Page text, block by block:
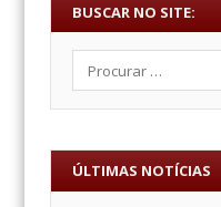
BUSCAR NO SITE:
ÚLTIMAS NOTÍCIAS